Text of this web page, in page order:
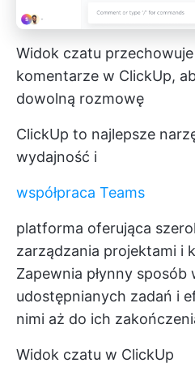
Widok czatu
komentarze w ClickUp,
dowolną rozmowę
ClickUp to najlepsze
wydajność i
współpraca Teams
platforma oferująca
zarządzania projektami i
Zapewnia płynny sposób
udostępnianych zadań i
nimi aż do ich
Widok czatu w ClickUp